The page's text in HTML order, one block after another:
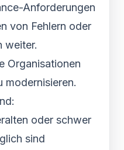
Anforderungen
von Fehlern oder
weiter.
Organisationen
modernisieren.
oder schwer
sind